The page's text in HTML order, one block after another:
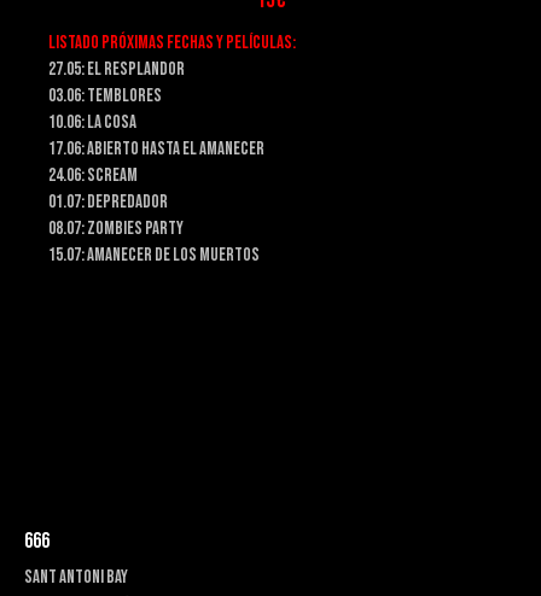
Listado próximas fechas y películas:
27.05: El resplandor
03.06: Temblores
10.06: La cosa
17.06: Abierto hasta el amanecer
24.06: Scream
01.07: Depredador
08.07: Zombies Party
15.07: Amanecer de los muertos
666
SANT ANTONI BAY